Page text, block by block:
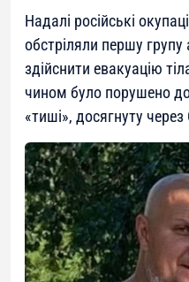
Надалі російські
обстріляли першу
здійснити евакуацію
чином було порушено
«тиші», досягнуту